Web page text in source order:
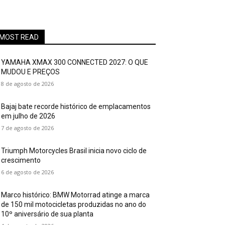
MOST READ
YAMAHA XMAX 300 CONNECTED 2027: O QUE
MUDOU E PREÇOS
8 de agosto de 2026
Bajaj bate recorde histórico de emplacamentos
em julho de 2026
7 de agosto de 2026
Triumph Motorcycles Brasil inicia novo ciclo de
crescimento
6 de agosto de 2026
Marco histórico: BMW Motorrad atinge a marca
de 150 mil motocicletas produzidas no ano do
10º aniversário de sua planta